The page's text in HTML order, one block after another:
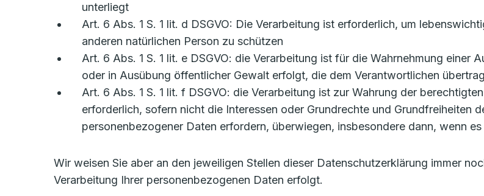
unterliegt
Art. 6 Abs. 1 S. 1 lit. d DSGVO: Die Verarbeitung ist erforderlich, um
anderen natürlichen Person zu schützen
Art. 6 Abs. 1 S. 1 lit. e DSGVO: die Verarbeitung ist für die Wahrnehmung
oder in Ausübung öffentlicher Gewalt erfolgt, die dem Verantwortlichen
Art. 6 Abs. 1 S. 1 lit. f DSGVO: die Verarbeitung ist zur Wahrung der
erforderlich, sofern nicht die Interessen oder Grundrechte und Grundfreiheiten
personenbezogener Daten erfordern, überwiegen, insbesondere dann, wenn
Wir weisen Sie aber an den jeweiligen Stellen dieser Datenschutzerklärung immer
Verarbeitung Ihrer personenbezogenen Daten erfolgt.